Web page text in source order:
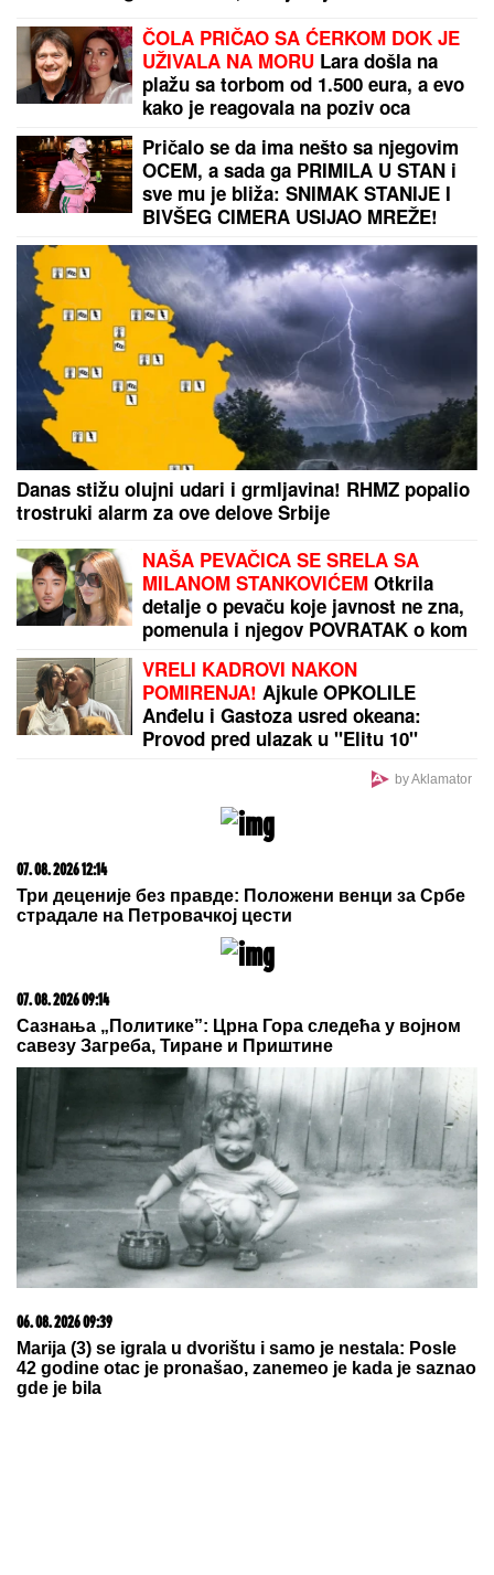
Fudbalskom savezu Srbije
"OLOŠI JEDNI, MONSTRUMI"Aneli udarila na
Mustafu i Mevlidu, on se uključio u program uživo -
usledio skandal, evo šta joj je poručio Asminov otac
Dinamo krenuo po Srbina i spremio 15 miliona evra
by Aklamator
PREPORUKA ZA VAS
Najmekše PAMUK KIFLICE, fenomenalne i sa slanim
i sa slatkim filom: Ispadaju SAVRŠENO baš svaki
put - sa OVIM RECEPTOM nema greške
UMRO ČUVENI SLOBODAN BOBA
SPASOJEVIĆObeležio karijere
narodnih pevača, bez njega srpska
kafana ne bi bila ista
do zime: Treba vam samo jedan
MAGIČAN SASTOJAK I OVAJ TRIK